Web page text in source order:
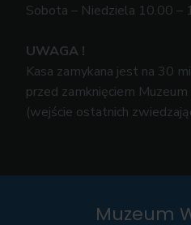
Sobota – Niedziela 10.00 –
UWAGA !
Kasa zamykana jest na 30
przed zamknięciem Muzeum
(wejście ostatnich
Muzeum